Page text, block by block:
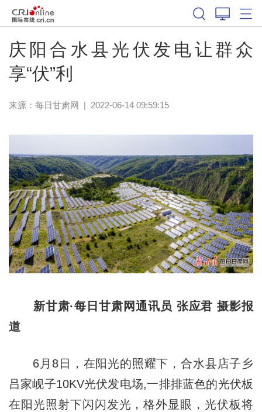
庆阳合水县光伏发电让群众
享“伏”利
来源： 每日甘肃网 | 2022-06-14 09:59:15
新甘肃·每日甘肃网通讯员 张应君 摄影报
道
6月8日，在阳光的照耀下，合水县店子乡
吕家岘子10KV光伏发电场,一排排蓝色的光伏板
在阳光照射下闪闪发光，格外显眼，光伏板将